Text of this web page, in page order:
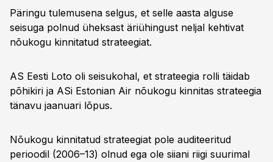
Päringu tulemusena selgus, et selle aasta alguse
seisuga polnud üheksast äriühingust neljal kehtivat
nõukogu kinnitatud strateegiat.
AS Eesti Loto oli seisukohal, et strateegia rolli täidab
põhikiri ja ASi Estonian Air nõukogu kinnitas strateegia
tänavu jaanuari lõpus.
Nõukogu kinnitatud strateegiat pole auditeeritud
perioodil (2006–13) olnud ega ole siiani riigi suurimal